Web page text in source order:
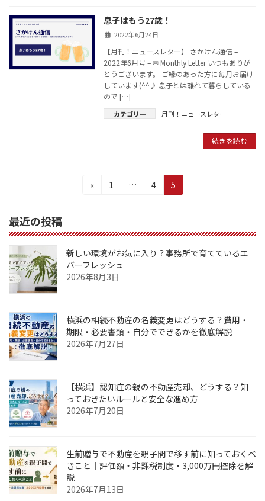
息子はもう27歳！
2022年6月24日
【月刊！ニュースレター】 さかけん通信 –
2022年6月号 – ✉ Monthly Letter いつもありが
とうございます。 ご縁のあった方に毎月お届け
しています(^^♪ 息子とは離れて暮らしている
ので […]
カテゴリー 月刊！ニュースレター
続きを読む
の
ペ
ー
ジ
り
«
固
ジ
1 …
固
ジ
4
固
定
ジ
5
最近の投稿
新しい環境がお気に入り？事務所で育てているエ
バーフレッシュ
2026年8月3日
横浜の相続不動産の名義変更はどうする？費用・
期限・必要書類・自分でできるかを徹底解説
2026年7月27日
【横浜】認知症の親の不動産売却、どうする？知
っておきたいルールと安全な進め方
2026年7月20日
生前贈与で不動産を親子間で移す前に知っておくべ
きこと｜評価額・非課税制度・3,000万円控除を解
説
2026年7月13日